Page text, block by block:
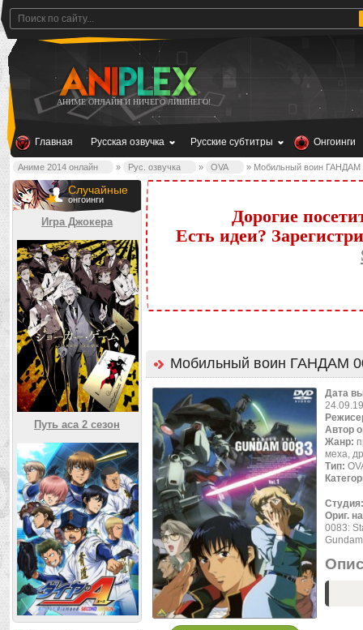
АНИМЕ ОНЛАЙН И НИЧЕГО ЛИШНЕГО!
Главная Русская озвучка Русские субтитры Онгоинги
Аниме 2014 онлайн » Рус. озвучка » OVA » Мобильный воин ГАНДАМ
Случайные
онгоинги
Игра Джокера
Путь аса 2 сезон
Дорогие
Есть идеи?
Мобильный воин ГАНДАМ
Дата
Автор
Жанр:
меха,
Тип:
Ориг.
0083: